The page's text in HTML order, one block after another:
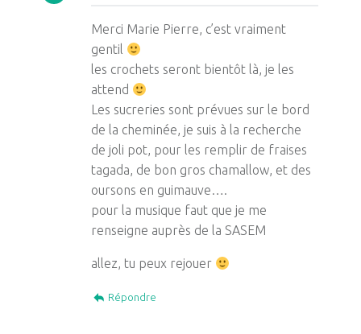
Merci Marie Pierre, c’est vraiment
gentil
les crochets seront bientôt là, je les
attend
Les sucreries sont prévues sur le bord
de la cheminée, je suis à la recherche
de joli pot, pour les remplir de fraises
tagada, de bon gros chamallow, et des
oursons en guimauve….
pour la musique faut que je me
renseigne auprès de la SASEM
allez, tu peux rejouer
Répondre